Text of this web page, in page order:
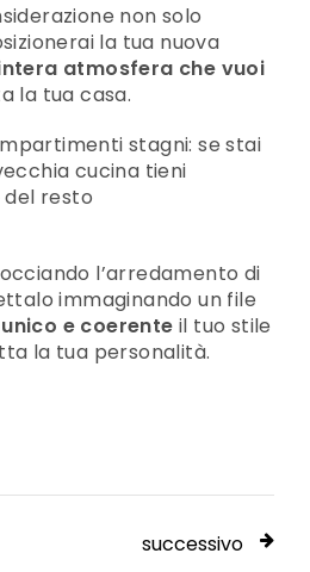
non solo
la tua nuova
atmosfera che vuoi
la tua casa.
stagni: se stai
cucina tieni
resto
l’arredamento di
immaginando un file
unico e coerente il tuo stile
la tua personalità.
successivo